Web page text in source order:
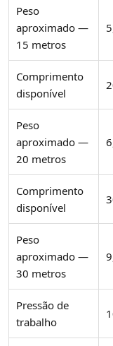
Peso
aproximado —
15 metros
Comprimento
disponível
Peso
aproximado —
20 metros
Comprimento
disponível
Peso
aproximado —
30 metros
Pressão de
trabalho